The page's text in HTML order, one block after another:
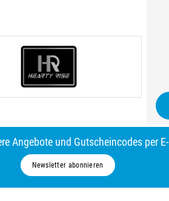
Angebote und Gutscheincodes per
Newsletter abonnieren